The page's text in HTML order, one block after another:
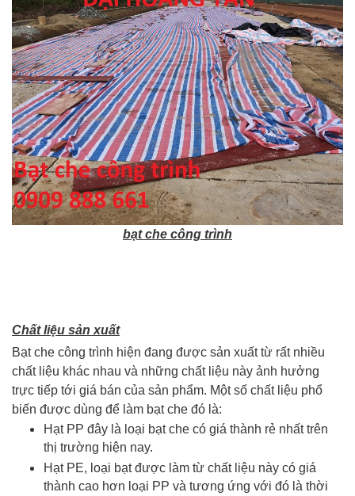
bạt che công trình
Chất liệu sản xuất
Bạt che công trình hiện đang được sản xuất từ rất nhiều
chất liệu khác nhau và những chất liệu này ảnh hưởng
trực tiếp tới giá bán của sản phẩm. Một số chất liệu phổ
biến được dùng để làm bạt che đó là:
Hạt PP đây là loại bạt che có giá thành rẻ nhất trên
thị trường hiện nay.
Hạt PE, loại bạt được làm từ chất liệu này có giá
thành cao hơn loại PP và tương ứng với đó là thời